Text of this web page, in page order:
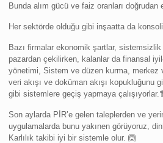
Bunda alım gücü ve faiz oranları doğrudan
Her sektörde olduğu gibi inşaatta da
Bazı firmalar ekonomik şartlar,
pazardan çekilirken, kalanlar da finansal
yönetimi, Sistem ve düzen kurma, merkez
veri akışı ve doküman akışı kopukluğunu
gibi sistemlere geçiş yapmaya
Son aylarda PİR’e gelen taleplerden ve
uygulamalarda bunu yakınen görüyoruz,
Karlılık takibi iyi bir sistemle olur. 🙆